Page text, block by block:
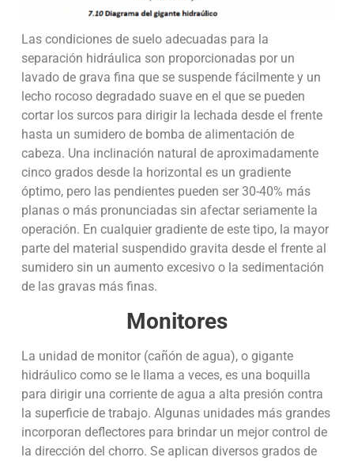
Las condiciones de suelo adecuadas para la
separación hidráulica son proporcionadas por un
lavado de grava fina que se suspende fácilmente y un
lecho rocoso degradado suave en el que se pueden
cortar los surcos para dirigir la lechada desde el frente
hasta un sumidero de bomba de alimentación de
cabeza. Una inclinación natural de aproximadamente
cinco grados desde la horizontal es un gradiente
óptimo, pero las pendientes pueden ser 30-40% más
planas o más pronunciadas sin afectar seriamente la
operación. En cualquier gradiente de este tipo, la mayor
parte del material suspendido gravita desde el frente al
sumidero sin un aumento excesivo o la sedimentación
de las gravas más finas.
Monitores
La unidad de monitor (cañón de agua), o gigante
hidráulico como se le llama a veces, es una boquilla
para dirigir una corriente de agua a alta presión contra
la superficie de trabajo. Algunas unidades más grandes
incorporan deflectores para brindar un mejor control de
la dirección del chorro. Se aplican diversos grados de